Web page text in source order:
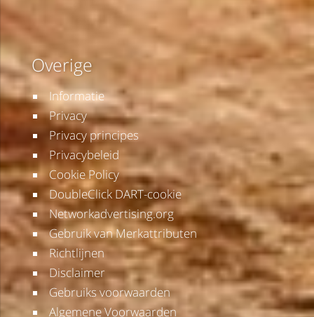
Overige
Informatie
Privacy
Privacy principes
Privacybeleid
Cookie Policy
DoubleClick DART-cookie
Networkadvertising.org
Gebruik van Merkattributen
Richtlijnen
Disclaimer
Gebruiks voorwaarden
Algemene Voorwaarden